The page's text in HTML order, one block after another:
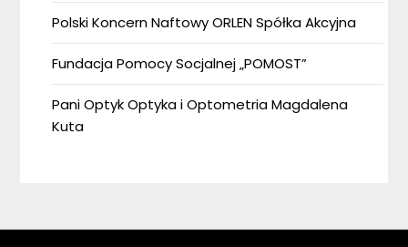
Polski Koncern Naftowy ORLEN Spółka Akcyjna
Fundacja Pomocy Socjalnej „POMOST”
Pani Optyk Optyka i Optometria Magdalena
Kuta